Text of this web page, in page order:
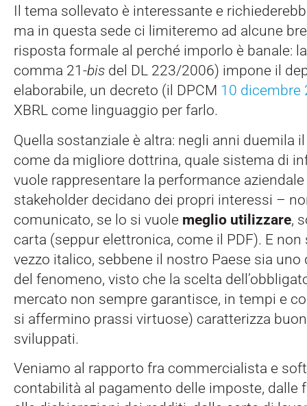
Il tema sollevato è interessante e
ma in questa sede ci limiteremo ad alcune
risposta formale al perché imporlo è banale:
comma 21-bis del DL 223/2006) impone il
elaborabile, un decreto (il DPCM 10 dicembre
XBRL come linguaggio per farlo.
Quella sostanziale è altra: negli anni duemila
come da migliore dottrina, quale sistema di
vuole rappresentare la performance
stakeholder decidano dei propri interessi –
comunicato, se lo si vuole meglio utilizzare,
carta (seppur elettronica, come il PDF). E
vezzo italico, sebbene il nostro Paese sia
del fenomeno, visto che la scelta
mercato non sempre garantisce, in tempi e
si affermino prassi virtuose) caratterizza
sviluppati.
Veniamo al rapporto fra commercialista e
contabilità al pagamento delle imposte, dalle